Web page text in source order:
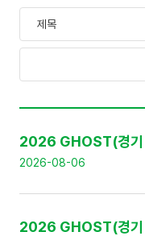
사
항
번
,
2026-08-06